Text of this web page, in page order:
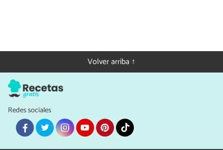
Volver arriba ↑
Redes sociales